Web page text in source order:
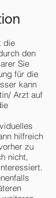
die
den
Sie
für die
kann
Arzt auf
hilfreich
zu
nicht,